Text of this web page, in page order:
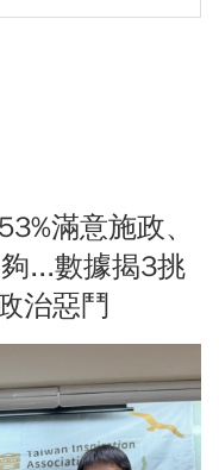
滿意施政、
...數據揭3挑
治惡鬥